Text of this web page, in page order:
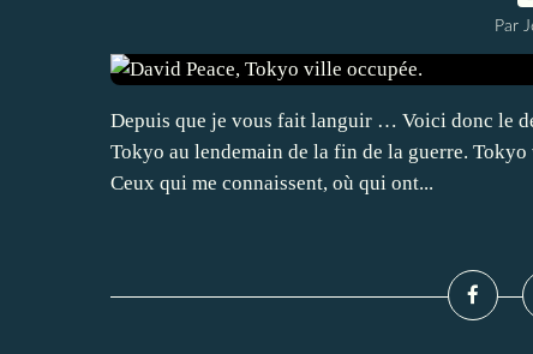
Par
Depuis que je vous fait languir … Voici donc le
Tokyo au lendemain de la fin de la guerre.
Ceux qui me connaissent, où qui ont...